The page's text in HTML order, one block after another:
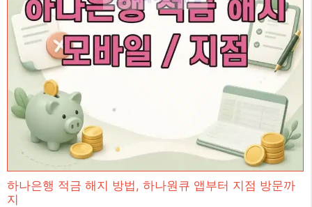
하나은행 적금 해지 방법, 하나원큐 앱부터 지점 방문까
지